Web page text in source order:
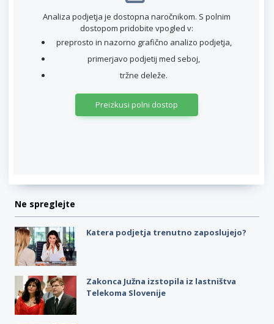
Analiza podjetja je dostopna naročnikom. S polnim
dostopom pridobite vpogled v:
preprosto in nazorno grafično analizo podjetja,
primerjavo podjetij med seboj,
tržne deleže.
Preizkusi polni dostop
Ne spreglejte
Katera podjetja trenutno zaposlujejo?
Zakonca Južna izstopila iz lastništva
Telekoma Slovenije